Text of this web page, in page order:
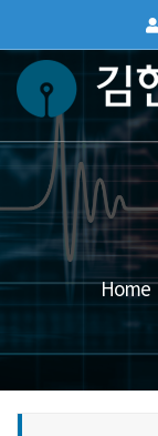
Home